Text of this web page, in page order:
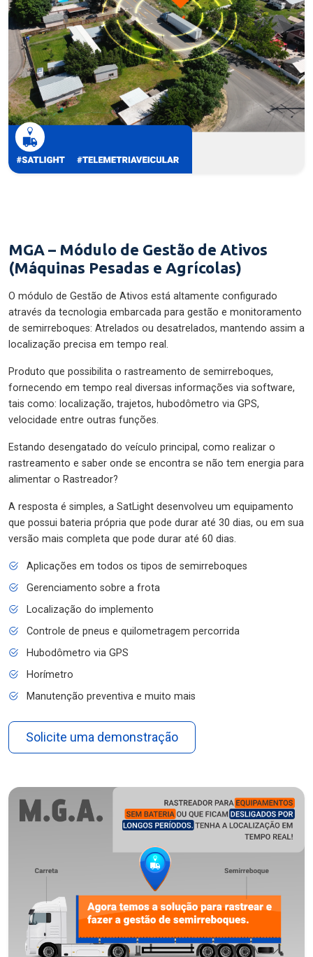
MGA – Módulo de Gestão de Ativos
(Máquinas Pesadas e Agrícolas)
O módulo de Gestão de Ativos está altamente configurado
através da tecnologia embarcada para gestão e monitoramento
de semirreboques: Atrelados ou desatrelados, mantendo assim a
localização precisa em tempo real.
Produto que possibilita o rastreamento de semirreboques,
fornecendo em tempo real diversas informações via software,
tais como: localização, trajetos, hubodômetro via GPS,
velocidade entre outras funções.
Estando desengatado do veículo principal, como realizar o
rastreamento e saber onde se encontra se não tem energia para
alimentar o Rastreador?
A resposta é simples, a SatLight desenvolveu um equipamento
que possui bateria própria que pode durar até 30 dias, ou em sua
versão mais completa que pode durar até 60 dias.
Aplicações em todos os tipos de semirreboques
Gerenciamento sobre a frota
Localização do implemento
Controle de pneus e quilometragem percorrida
Hubodômetro via GPS
Horímetro
Manutenção preventiva e muito mais
Solicite uma demonstração